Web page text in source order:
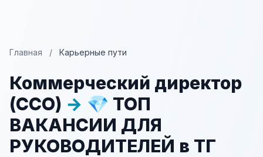
Главная / Карьерные пути
Коммерческий директор
(CCO) → 💎 ТОП
ВАКАНСИИ ДЛЯ
РУКОВОДИТЕЛЕЙ в ТГ